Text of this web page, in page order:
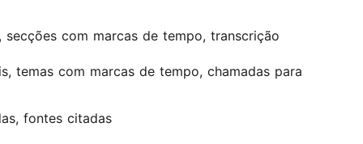
com marcas de tempo, transcrição
temas com marcas de tempo, chamadas para
fontes citadas